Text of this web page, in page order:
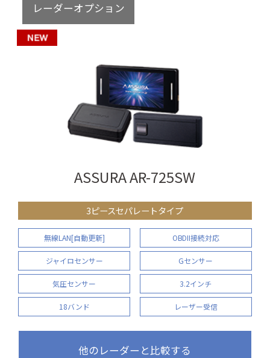
レーダーオプション
ASSURA AR-725SW
3ピースセパレートタイプ
無線LAN[自動更新] OBDII接続対応
ジャイロセンサー Gセンサー
気圧センサー 3.2インチ
18バンド レーザー受信
他のレーダーと比較する